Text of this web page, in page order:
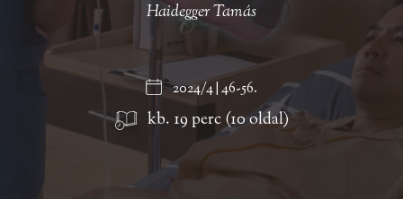
Haidegger Tamás
2024/4 | 46-56.
kb. 19 perc (10 oldal)